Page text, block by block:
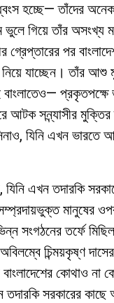
হচ্ছে— তাঁদের
গিয়ে তাঁর অসংখ্য
গ্রেপ্তারের পর
যাচ্ছেন। তাঁর আশু
আটক সন্ন্যাসীর
যিনি এখন
এখন তদারকি
মানুষের
সংগঠনের তর্ফে
চিন্ময়কৃষ্ণ
কোথাও না
তদারকি সরকারের কাছে